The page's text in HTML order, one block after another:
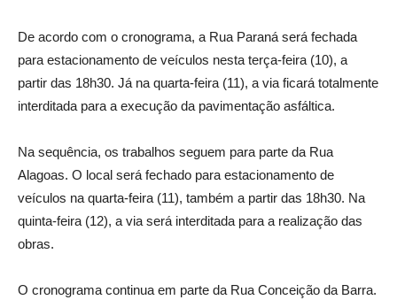
De acordo com o cronograma, a Rua Paraná será fechada
para estacionamento de veículos nesta terça-feira (10), a
partir das 18h30. Já na quarta-feira (11), a via ficará totalmente
interditada para a execução da pavimentação asfáltica.
Na sequência, os trabalhos seguem para parte da Rua
Alagoas. O local será fechado para estacionamento de
veículos na quarta-feira (11), também a partir das 18h30. Na
quinta-feira (12), a via será interditada para a realização das
obras.
O cronograma continua em parte da Rua Conceição da Barra.